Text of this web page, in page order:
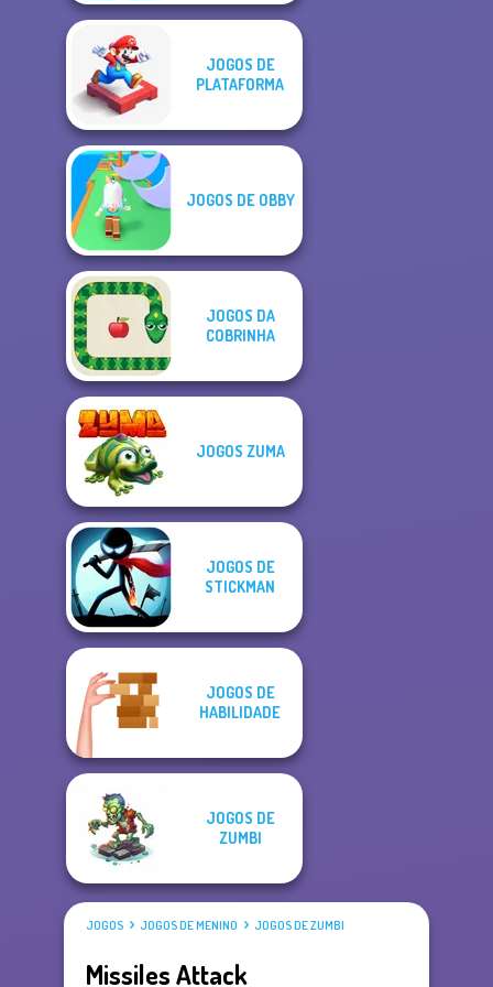
JOGOS DE
PLATAFORMA
JOGOS DE OBBY
JOGOS DA
COBRINHA
JOGOS ZUMA
JOGOS DE
STICKMAN
JOGOS DE
HABILIDADE
JOGOS DE
ZUMBI
JOGOS JOGOS DE MENINO JOGOS DE ZUMBI
Missiles Attack